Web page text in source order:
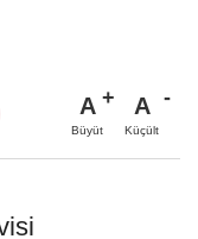
A
Büyüt
A
Küçült